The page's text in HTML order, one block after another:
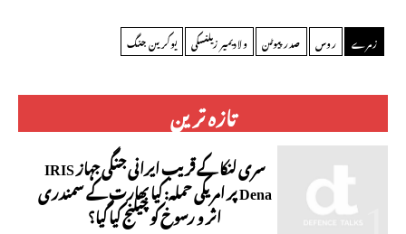
تازہ ترین
سری لنکا کے قریب ایرانی جنگی جہاز IRIS
Dena پر امریکی حملہ: کیا بھارت کے سمندری
اثر و رسوخ کو چیلنج کیا گیا؟
زمرے روس صدر پیوٹن ولادیمیر زیلنسکی یوکرین جنگ